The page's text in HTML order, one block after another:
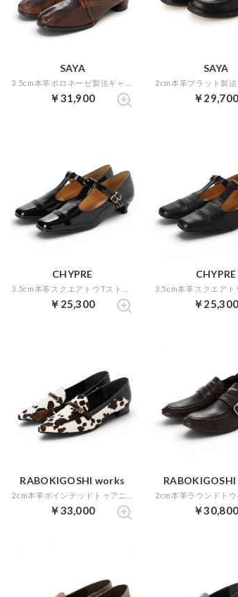
SAYA
￥31,900
SAYA
￥29,700
CHYPRE
￥25,300
CHYPRE
￥25,300
RABOKIGOSHI works
￥33,000 ￥30,800